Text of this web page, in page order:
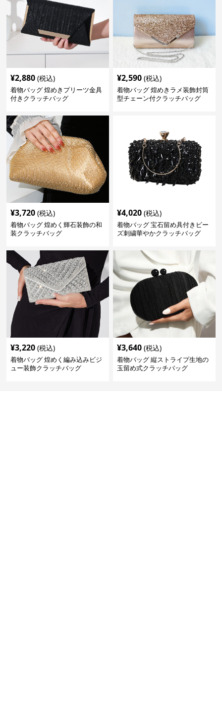
¥2,880 (税込)
着物バッグ 煌めきプリーツ金具
付きクラッチバッグ
¥2,590 (税込)
着物バッグ 煌めきラメ装飾封筒
型チェーン付クラッチバッグ
¥3,720 (税込)
着物バッグ 煌めく輝石装飾の和
装クラッチバッグ
¥4,020 (税込)
着物バッグ 宝石留め具付きビー
ズ刺繍華やかクラッチバッグ
¥3,220 (税込)
着物バッグ 煌めく編み込みビジ
ュー装飾クラッチバッグ
¥3,640 (税込)
着物バッグ 縦ストライプ生地の
玉留め式クラッチバッグ